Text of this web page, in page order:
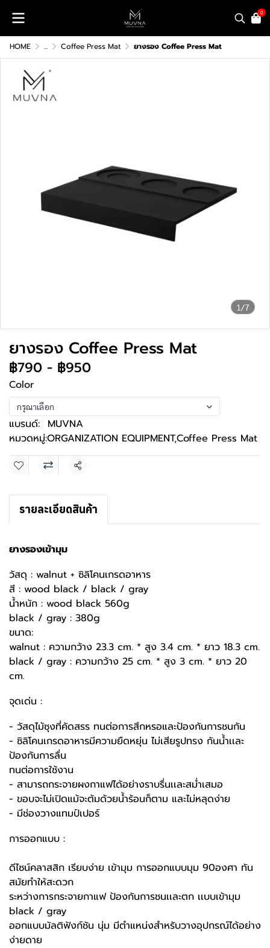
0
HOME ... Coffee Press Mat ยางรอง Coffee Press Mat
1/7
ยางรอง Coffee Press Mat
฿790 - ฿950
Color
กรุณาเลือก
แบรนด์: MUVNA
หมวดหมู่:ORGANIZATION EQUIPMENT,Coffee Press Mat
แชร์
รายละเอียดสินค้า
ยางรองเข้ามุม
วัสดุ : walnut + ซิลิโคนเกรดอาหาร
สี : wood black / black / gray
น้ำหนัก : wood black 560g
black / gray : 380g
ขนาด:
walnut : ความกว้าง 23.3 cm. * สูง 3.4 cm. * ยาว 18.3 cm.
black / gray : ความกว้าง 25 cm. * สูง 3 cm. * ยาว 20
cm.
จุดเด่น :
- วัสดุไม้ซุงที่คัดสรร ทนต่อการสึกหรอและป้องกันการชนกัน
- ซิลิโคนเกรดอาหารมีความยืดหยุ่น ไม่เสียรูปทรง กันน้ำเเละ
ป้องกันการลื่น
ทนต่อการใช้งาน
- สามารถกระจายผงกาแฟได้อย่างราบรื่นเเละสม่ำเสมอ
- ขอบจะไม่เปิดแม้จะต้มด้วยน้ำร้อนก็ตาม และไม่หลุดง่าย
- มีช่องวางแทมป์เปอร์
การออกแบบ :
ดีไซน์คลาสสิก เรียบง่าย เข้ามุม การออกแบบมุม 90องศา ทัน
สมัยทำให้สะดวก
ระหว่างการกระจายกาแฟ ป้องกันการชนเเละตก เเบบเข้ามุม
black / gray
ออกแบบมัลติฟังก์ชัน นุ่ม มีตำแหน่งสำหรับวางอุปกรณ์ได้อย่าง
ง่ายดาย